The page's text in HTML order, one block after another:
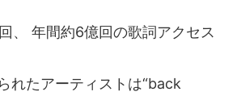
、 年間約6億回の歌詞アクセス
れたアーティストは“back